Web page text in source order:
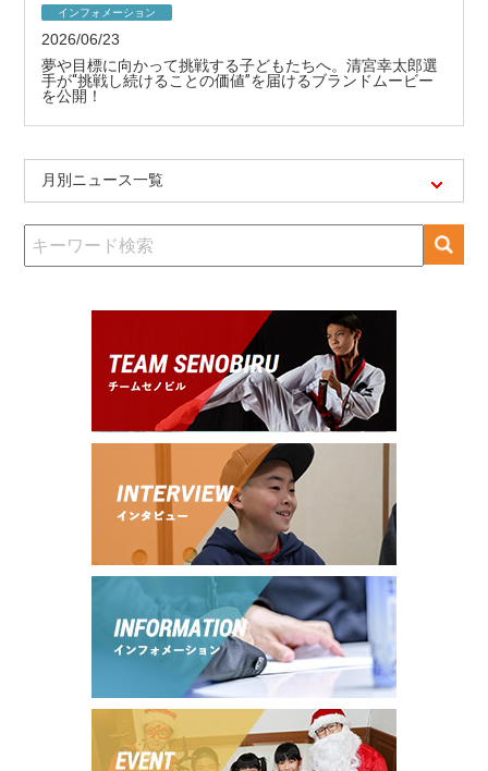
ア初優勝！
インフォメーション
2026/06/23
夢や目標に向かって挑戦する子どもたちへ。清宮幸太郎選
手が“挑戦し続けることの価値”を届けるブランドムービー
を公開！
月別ニュース一覧
索